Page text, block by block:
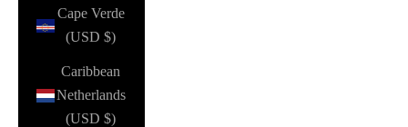
Cape Verde
(USD $)
Caribbean
Netherlands
(USD $)